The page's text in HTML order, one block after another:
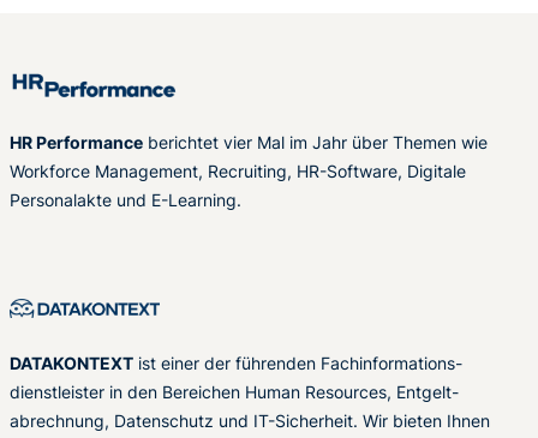
HR Performance berichtet vier Mal im Jahr über Themen wie
Workforce Management, Recruiting, HR-Software, Digitale
Personalakte und E-Learning.
DATAKONTEXT ist einer der führenden Fachinformations-
dienstleister in den Bereichen Human Resources, Entgelt-
abrechnung, Datenschutz und IT-Sicherheit. Wir bieten Ihnen